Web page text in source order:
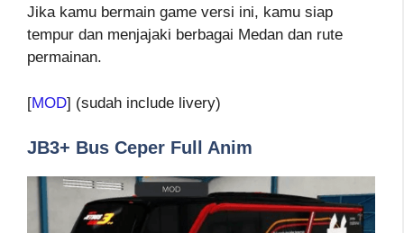
Jika kamu bermain game versi ini, kamu siap
tempur dan menjajaki berbagai Medan dan rute
permainan.
[MOD] (sudah include livery)
JB3+ Bus Ceper Full Anim